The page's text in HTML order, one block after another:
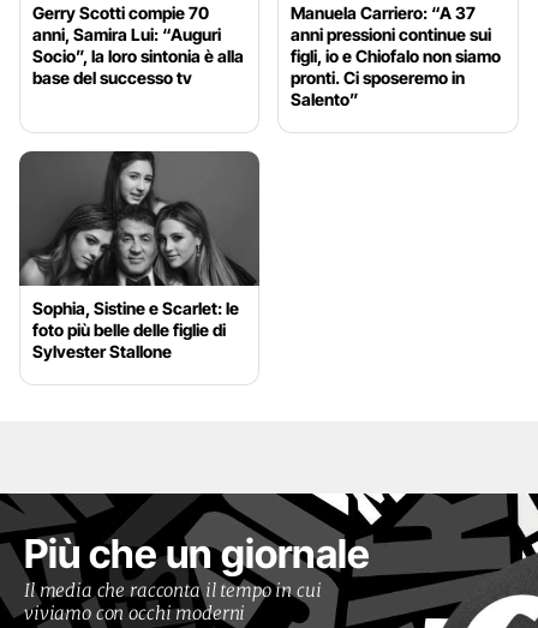
Gerry Scotti compie 70
anni, Samira Lui: “Auguri
Socio”, la loro sintonia è alla
base del successo tv
Manuela Carriero: “A 37
anni pressioni continue sui
figli, io e Chiofalo non siamo
pronti. Ci sposeremo in
Salento”
Sophia, Sistine e Scarlet: le
foto più belle delle figlie di
Sylvester Stallone
Più che un giornale
Il media che racconta il tempo in cui
viviamo con occhi moderni